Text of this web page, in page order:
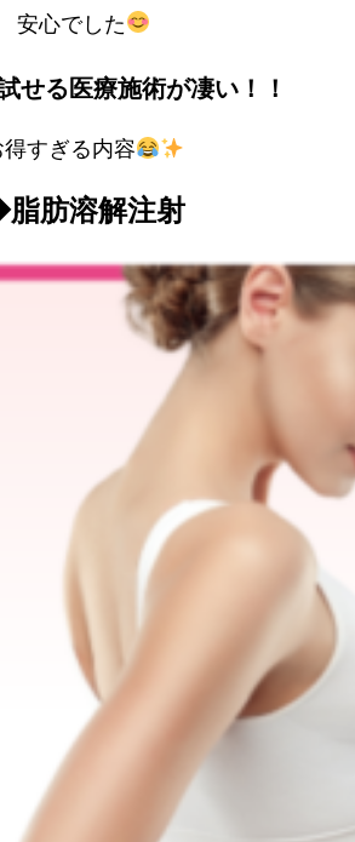
安心でした
せる医療施術が凄い！！
得すぎる内容
肪溶解注射